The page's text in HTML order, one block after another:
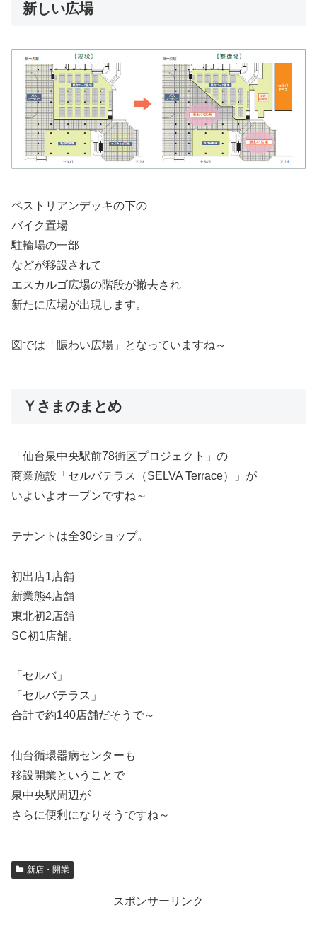
新しい広場
ペストリアンデッキの下の
バイク置場
駐輪場の一部
などが移設されて
エスカルゴ広場の階段が撤去され
新たに広場が出現します。
図では「賑わい広場」となっていますね～
Ｙさまのまとめ
「仙台泉中央駅前78街区プロジェクト」の
商業施設「セルバテラス（SELVA Terrace）」が
いよいよオープンですね～
テナントは全30ショップ。
初出店1店舗
新業態4店舗
東北初2店舗
SC初1店舗。
「セルバ」
「セルバテラス」
合計で約140店舗だそうで～
仙台循環器病センターも
移設開業ということで
泉中央駅周辺が
さらに便利になりそうですね～
新店・開業
スポンサーリンク